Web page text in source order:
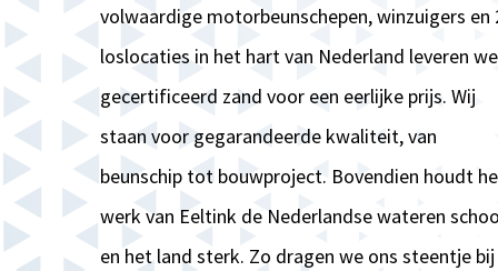
volwaardige motorbeunschepen, winzuigers en
loslocaties in het hart van Nederland leveren we
gecertificeerd zand voor een eerlijke prijs. Wij
staan voor gegarandeerde kwaliteit, van
beunschip tot bouwproject. Bovendien houdt
werk van Eeltink de Nederlandse wateren
en het land sterk. Zo dragen we ons steentje bij